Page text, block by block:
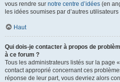
vous rendre sur notre centre d’idées (en
les idées soumises par d’autres
Haut
Qui dois-je contacter à propos de
à ce forum ?
Tous les administrateurs listés sur la page
contact approprié concernant ces
réponse de leur part, vous devriez alors